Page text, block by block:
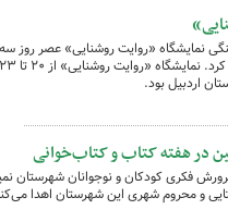
فکری کودکان و نوجوانان شهرستان